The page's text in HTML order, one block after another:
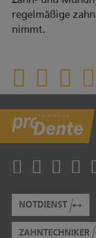
regelmäßige
nimmt.
NOTDIENST
ZAHNTECHNIKER